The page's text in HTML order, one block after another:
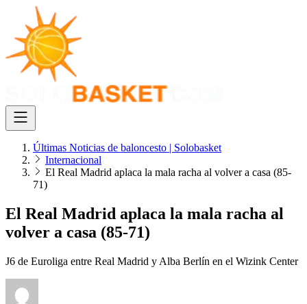
Últimas Noticias de baloncesto | Solobasket
Internacional
El Real Madrid aplaca la mala racha al volver a casa (85-
71)
El Real Madrid aplaca la mala racha al
volver a casa (85-71)
J6 de Euroliga entre Real Madrid y Alba Berlín en el Wizink Center